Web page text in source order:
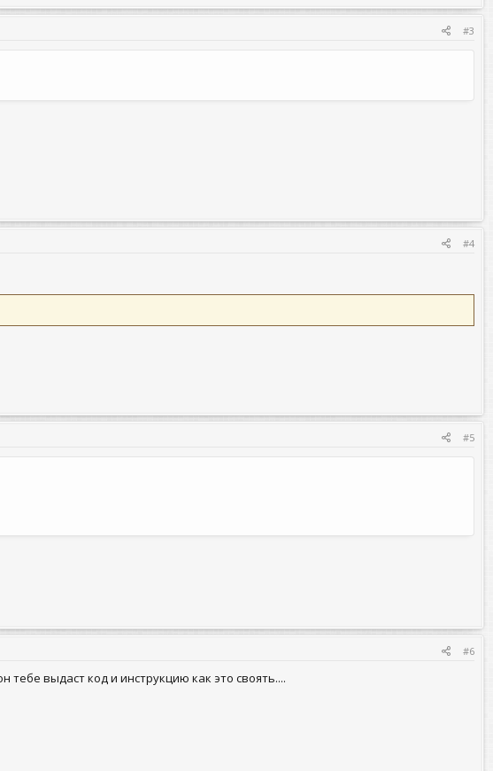
#3
#4
#5
#6
тебе выдаст код и инструкцию как это своять....